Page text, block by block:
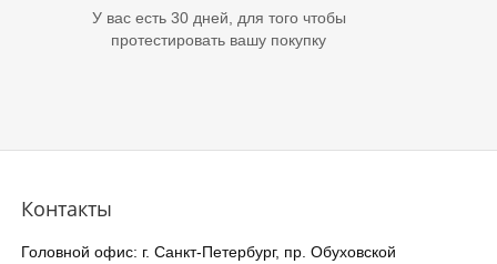
У вас есть 30 дней, для того чтобы
протестировать вашу покупку
Контакты
Головной офис: г. Санкт-Петербург, пр. Обуховской